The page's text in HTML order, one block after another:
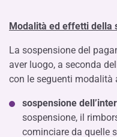
Modalità ed effetti della
La sospensione del
aver luogo, a seconda
con le seguenti modalità
sospensione
sospensione, il
cominciare da quelle